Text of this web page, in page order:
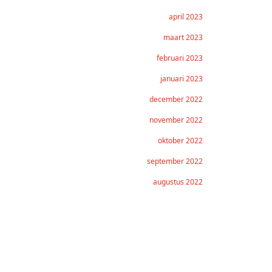
april 2023
maart 2023
februari 2023
januari 2023
december 2022
november 2022
oktober 2022
september 2022
augustus 2022